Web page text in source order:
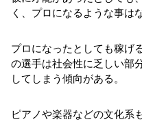
く、プロになるような事は
プロになったとしても稼げ
の選手は社会性に乏しい部
してしまう傾向がある。
ピアノや楽器などの文化系